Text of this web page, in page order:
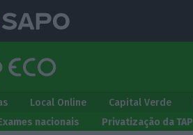
Local Online Capital Verde
nacionais Privatização da TAP